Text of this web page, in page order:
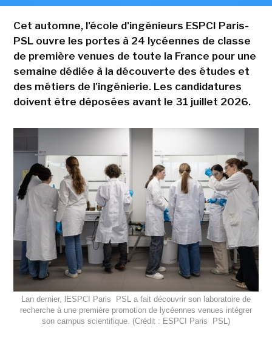
Cet automne, l'école d'ingénieurs ESPCI Paris-
PSL ouvre les portes à 24 lycéennes de classe
de première venues de toute la France pour une
semaine dédiée à la découverte des études et
des métiers de l'ingénierie. Les candidatures
doivent être déposées avant le 31 juillet 2026.
Lan dernier, lESPCI Paris  PSL a fait découvrir son laboratoire de
recherche à une première promotion de lycéennes venues intégrer
son campus scientifique. (Crédit : ESPCI Paris  PSL)